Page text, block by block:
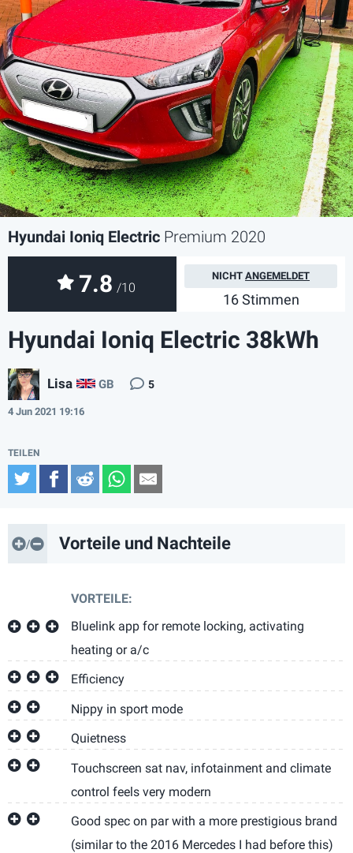
Hyundai Ioniq Electric Premium 2020
7.8 /10
NICHT ANGEMELDET
16 Stimmen
Hyundai Ioniq Electric 38kWh
Lisa GB 5
4 Jun 2021 19:16
TwitterFacebook
Reddit WhatsApp
Vorteile und Nachteile
VORTEILE:
Bluelink app for remote locking, activating
heating or a/c
Efficiency
Nippy in sport mode
Quietness
Touchscreen sat nav, infotainment and climate
control feels very modern
Good spec on par with a more prestigious brand
(similar to the 2016 Mercedes I had before this)